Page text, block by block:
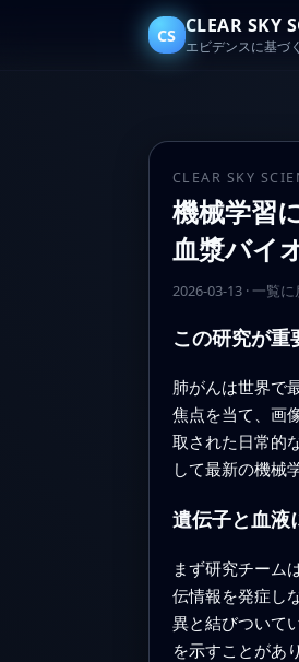
CS CLEAR SKY
エビデンスに基づ
CLEAR SKY
機械学習
血漿バイ
2026-03-13· 一覧に
この研究が重
肺がんは世界で
焦点を当て、画
取された日常的
して最新の機械
遺伝子と血液
まず研究チーム
伝情報を発症し
異と結びついて
を示すことがあ